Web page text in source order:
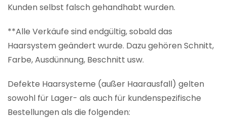
Kunden selbst falsch gehandhabt wurden.
**Alle Verkäufe sind endgültig, sobald das
Haarsystem geändert wurde. Dazu gehören Schnitt,
Farbe, Ausdünnung, Beschnitt usw.
Defekte Haarsysteme (außer Haarausfall) gelten
sowohl für Lager- als auch für kundenspezifische
Bestellungen als die folgenden: